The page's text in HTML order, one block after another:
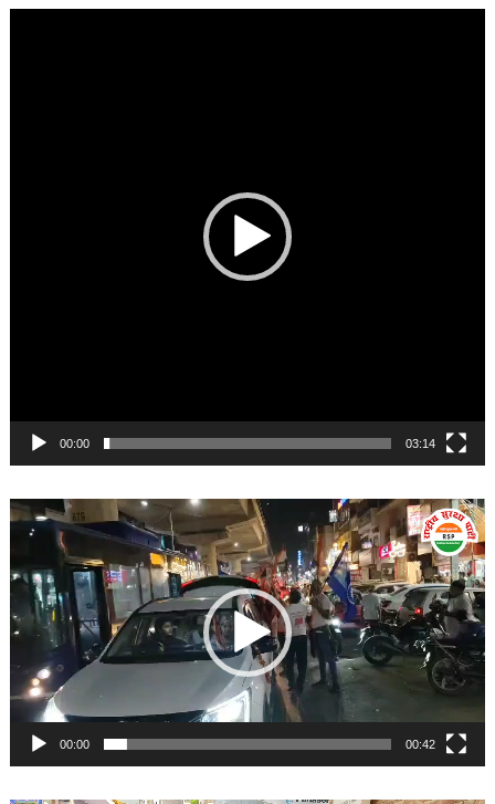
00:00 03:14
Video
Player
00:00 00:42